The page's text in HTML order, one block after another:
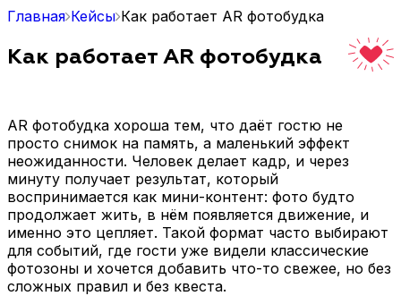
Главная Кейсы Как работает AR фотобудка
Как работает AR фотобудка
AR фотобудка хороша тем, что даёт гостю не
просто снимок на память, а маленький эффект
неожиданности. Человек делает кадр, и через
минуту получает результат, который
воспринимается как мини-контент: фото будто
продолжает жить, в нём появляется движение, и
именно это цепляет. Такой формат часто выбирают
для событий, где гости уже видели классические
фотозоны и хочется добавить что-то свежее, но без
сложных правил и без квеста.